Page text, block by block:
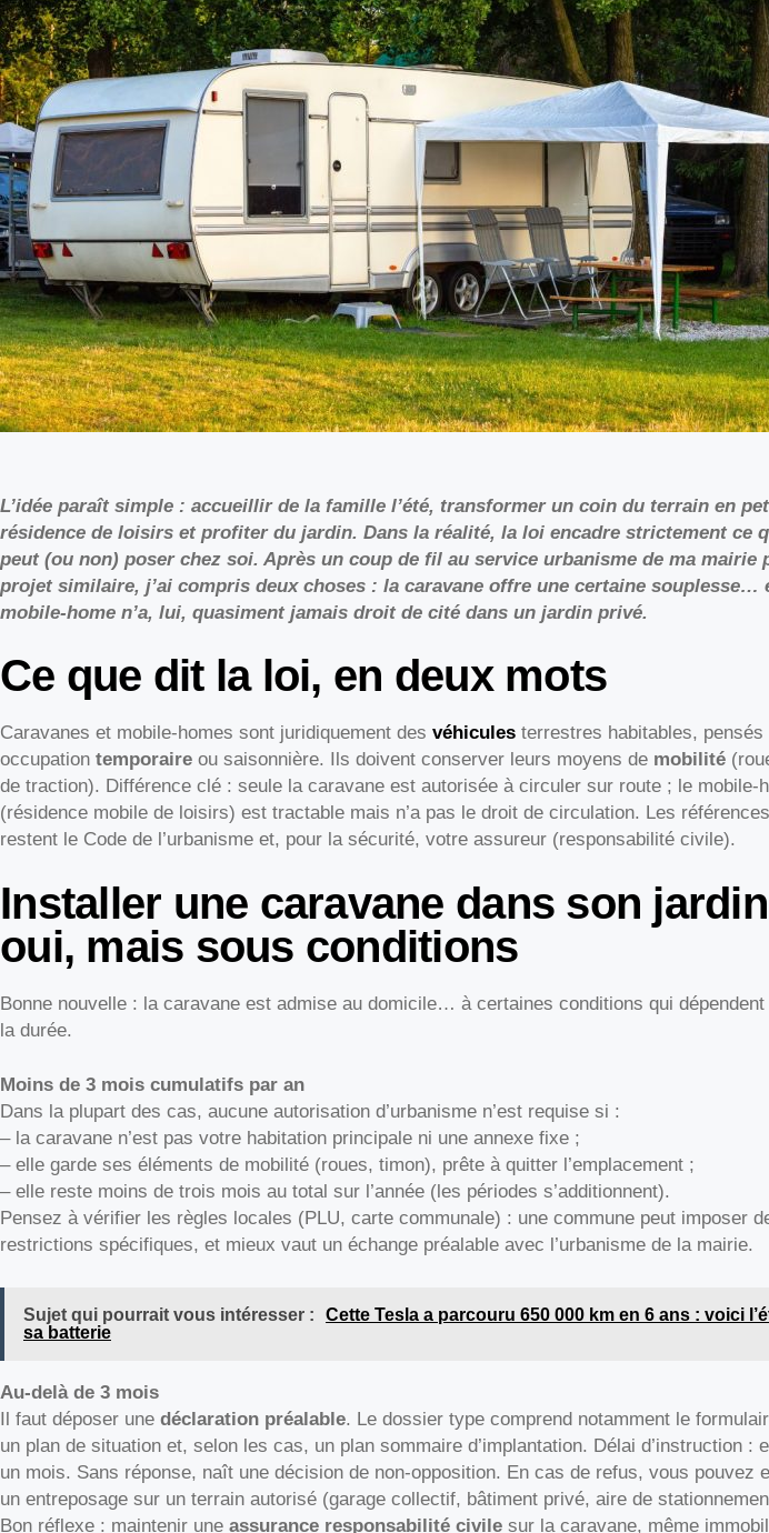
L’idée paraît simple : accueillir de la famille l’été, transformer un coin du terrain en
résidence de loisirs et profiter du jardin. Dans la réalité, la loi encadre strictement ce
peut (ou non) poser chez soi. Après un coup de fil au service urbanisme de ma mairie
projet similaire, j’ai compris deux choses : la caravane offre une certaine souplesse…
mobile-home n’a, lui, quasiment jamais droit de cité dans un jardin privé.
Ce que dit la loi, en deux mots
Caravanes et mobile-homes sont juridiquement des véhicules terrestres habitables, pensés
occupation temporaire ou saisonnière. Ils doivent conserver leurs moyens de mobilité
de traction). Différence clé : seule la caravane est autorisée à circuler sur route ; le mobile-
(résidence mobile de loisirs) est tractable mais n’a pas le droit de circulation. Les
restent le Code de l’urbanisme et, pour la sécurité, votre assureur (responsabilité civile).
Installer une caravane dans son
oui, mais sous conditions
Bonne nouvelle : la caravane est admise au domicile… à certaines conditions qui
la durée.
Moins de 3 mois cumulatifs par an
Dans la plupart des cas, aucune autorisation d’urbanisme n’est requise si :
– la caravane n’est pas votre habitation principale ni une annexe fixe ;
– elle garde ses éléments de mobilité (roues, timon), prête à quitter l’emplacement ;
– elle reste moins de trois mois au total sur l’année (les périodes s’additionnent).
Pensez à vérifier les règles locales (PLU, carte communale) : une commune peut imposer
restrictions spécifiques, et mieux vaut un échange préalable avec l’urbanisme de la mairie.
Sujet qui pourrait vous intéresser :
Cette Tesla a parcouru 650 000 km en 6 ans : voici
sa batterie
Au-delà de 3 mois
Il faut déposer une déclaration préalable. Le dossier type comprend notamment le
un plan de situation et, selon les cas, un plan sommaire d’implantation. Délai d’instruction :
un mois. Sans réponse, naît une décision de non-opposition. En cas de refus, vous pouvez
un entreposage sur un terrain autorisé (garage collectif, bâtiment privé, aire de
Bon réflexe : maintenir une assurance responsabilité civile sur la caravane, même